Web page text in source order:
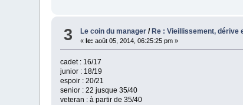
3 Le coin du manager / Re : Vieillissement, dérive
«le: août 05, 2014, 06:25:25 pm »
cadet : 16/17
junior : 18/19
espoir : 20/21
senior : 22 jusque 35/40
veteran : à partir de 35/40